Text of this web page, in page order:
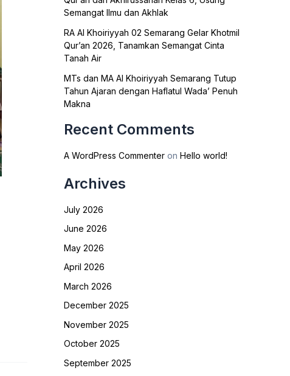
Semangat Ilmu dan Akhlak
RA Al Khoiriyyah 02 Semarang Gelar Khotmil
Qur’an 2026, Tanamkan Semangat Cinta
Tanah Air
MTs dan MA Al Khoiriyyah Semarang Tutup
Tahun Ajaran dengan Haflatul Wada’ Penuh
Makna
Recent Comments
A WordPress Commenter on Hello world!
Archives
July 2026
June 2026
May 2026
April 2026
March 2026
December 2025
November 2025
October 2025
September 2025